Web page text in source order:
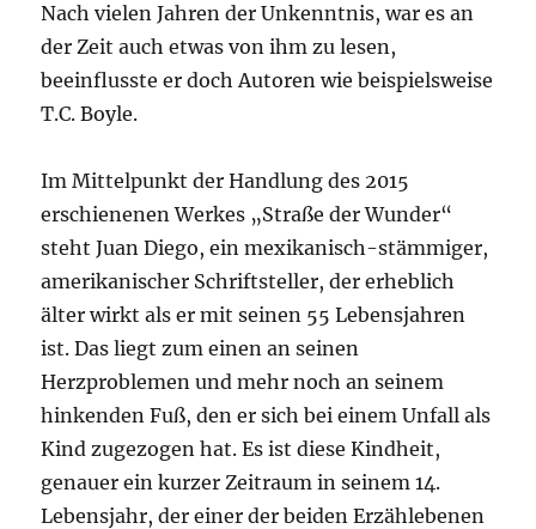
Nach vielen Jahren der Unkenntnis, war es an
der Zeit auch etwas von ihm zu lesen,
beeinflusste er doch Autoren wie beispielsweise
T.C. Boyle.
Im Mittelpunkt der Handlung des 2015
erschienenen Werkes „Straße der Wunder“
steht Juan Diego, ein mexikanisch-stämmiger,
amerikanischer Schriftsteller, der erheblich
älter wirkt als er mit seinen 55 Lebensjahren
ist. Das liegt zum einen an seinen
Herzproblemen und mehr noch an seinem
hinkenden Fuß, den er sich bei einem Unfall als
Kind zugezogen hat. Es ist diese Kindheit,
genauer ein kurzer Zeitraum in seinem 14.
Lebensjahr, der einer der beiden Erzählebenen